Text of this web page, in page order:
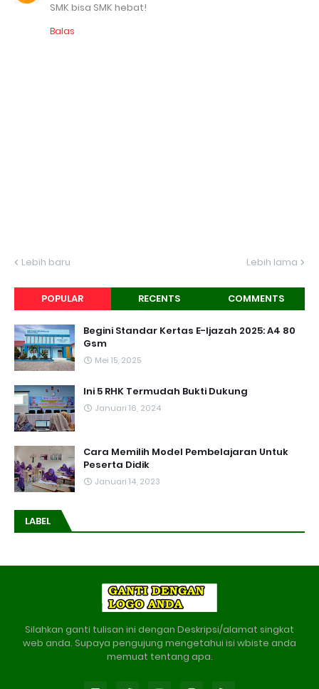
SMK bisa SMK hebat!
Balas
Lebih baru Lebih lama
POPULAR RECENTS COMMENTS
Begini Standar Kertas E-Ijazah 2025: A4 80
Gsm
Mei 15, 2025
Ini 5 RHK Termudah Bukti Dukung
Januari 16, 2024
Cara Memilih Model Pembelajaran Untuk
Peserta Didik
Januari 14, 2023
LABEL
Silahkan ganti tulisan ini dengan Deskripsi/alamat singkat
web anda. Supaya pengujung mengetahui isi wbiste anda
memuat tentang apa.